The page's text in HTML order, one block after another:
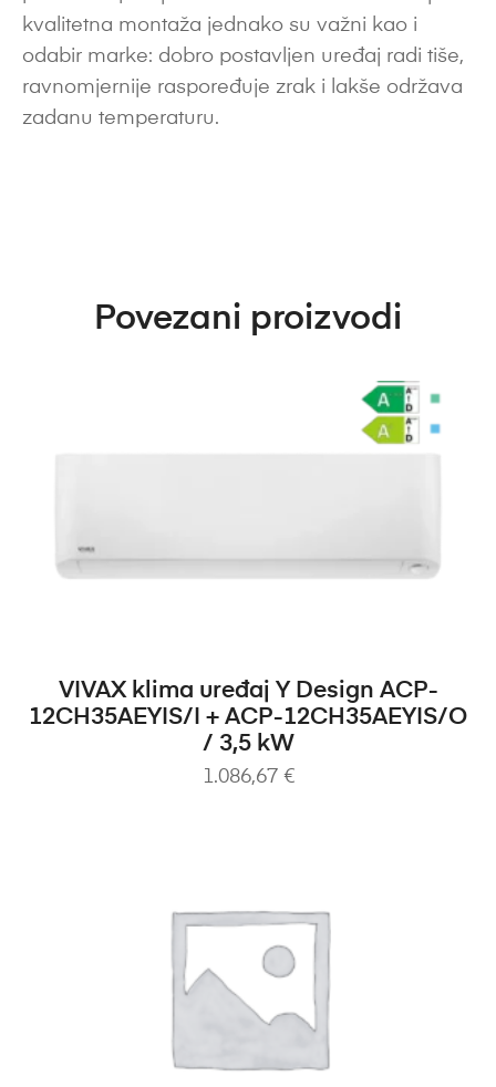
kvalitetna montaža jednako su važni kao i
odabir marke: dobro postavljen uređaj radi tiše,
ravnomjernije raspoređuje zrak i lakše održava
zadanu temperaturu.
Povezani proizvodi
DODAJ U KOŠARICU
VIVAX klima uređaj Y Design ACP-
12CH35AEYIS/I + ACP-12CH35AEYIS/O
/ 3,5 kW
1.086,67 €